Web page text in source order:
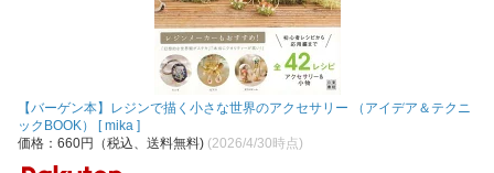
【バーゲン本】レジンで描く小さな世界のアクセサリー （アイデア＆テクニ
ックBOOK） [ mika ]
価格：660円（税込、送料無料) (2026/4/30時点)